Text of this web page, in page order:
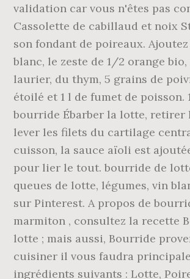
validation car vous n'êtes pas
Cassolette de cabillaud et noix
son fondant de poireaux.
blanc, le zeste de 1/2 orange
laurier, du thym, 5 grains de
étoilé et 1 l de fumet de poisson.
bourride Ébarber la lotte, retirer
lever les filets du cartilage
cuisson, la sauce aïoli est
pour lier le tout. bourride de
queues de lotte, légumes, vin
sur Pinterest. A propos de
marmiton , consultez la recette
lotte ; mais aussi, Bourride
cuisiner il vous faudra
ingrédients suivants : Lotte,